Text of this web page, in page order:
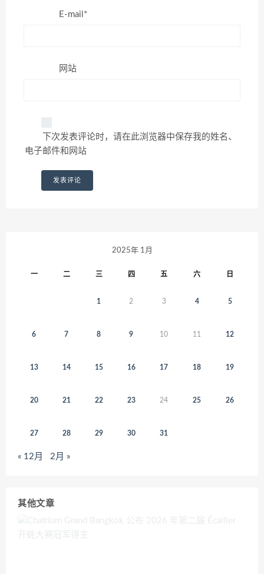
E-mail*
网站
下次发表评论时，请在此浏览器中保存我的姓名、
电子邮件和网站
2025年 1月
一 二 三 四 五 六 日
1 2 3 4 5
6 7 8 9 10 11 12
13 14 15 16 17 18 19
20 21 22 23 24 25 26
27 28 29 30 31
« 12月 2月 »
其他文章